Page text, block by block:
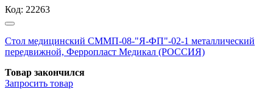
Код: 22263
Стол медицинский СММП-08-"Я-ФП"-02-1 металлический
передвижной, Ферропласт Медикал (РОССИЯ)
Товар закончился
Запросить товар